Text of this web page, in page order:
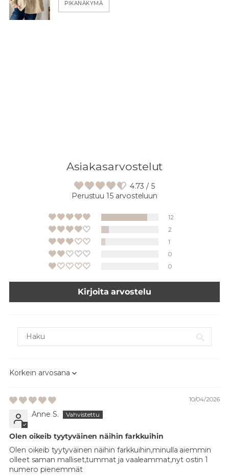
PIKANÄKYMÄ
Asiakasarvostelut
4.73 / 5
Perustuu 15 arvosteluun
12
2
1
0
0
Kirjoita arvostelu
Sort by
10/04/2026
Anne S.
Olen oikeib tyytyväinen näihin farkkuihin
Olen oikeib tyytyväinen näihin farkkuihin,minulla aiemmin
olleet saman malliset,tummat ja vaaleammat,nyt ostin 1
numero pienemmät